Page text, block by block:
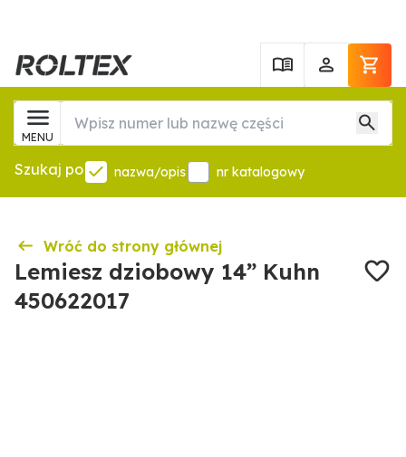
MENU
Szukaj po nazwa/opis nr katalogowy
Wróć do strony głównej
Lemiesz dziobowy 14” Kuhn
450622017